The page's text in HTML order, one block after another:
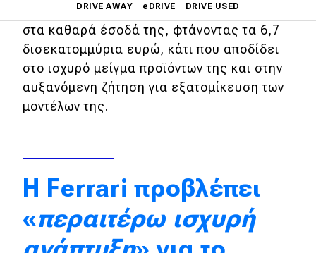
DRIVE AWAY eDRIVE DRIVE USED
Main navigation
Επικαιρότητα
Νέα μοντέλα
Πρωτότυπα
Τεχνολογία
Ασφάλεια
Αγορά
Η ιταλική φίρμα σημείωσε αύξηση 11,8%
στα καθαρά έσοδά της, φτάνοντας τα 6,7
δισεκατομμύρια ευρώ, κάτι που αποδίδει
στο ισχυρό μείγμα προϊόντων της και στην
αυξανόμενη ζήτηση για εξατομίκευση των
μοντέλων της.
Η Ferrari προβλέπει
«περαιτέρω ισχυρή